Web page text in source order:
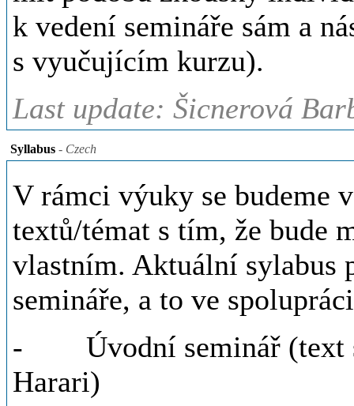
k vedení semináře sám a
s vyučujícím kurzu).
Last update: Šicnerová
Syllabus - Czech
V rámci výuky se budeme
textů/témat s tím, že bude
vlastním. Aktuální sylabus
semináře, a to ve
- Úvodní seminář (text
Harari)